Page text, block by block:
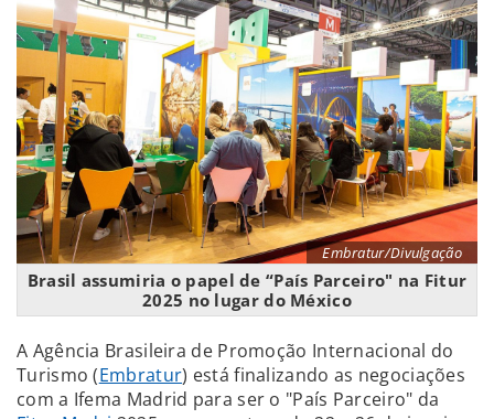
Embratur/Divulgação
Brasil assumiria o papel de “País Parceiro" na Fitur
2025 no lugar do México
A Agência Brasileira de Promoção Internacional do
Turismo (Embratur) está finalizando as negociações
com a Ifema Madrid para ser o "País Parceiro" da